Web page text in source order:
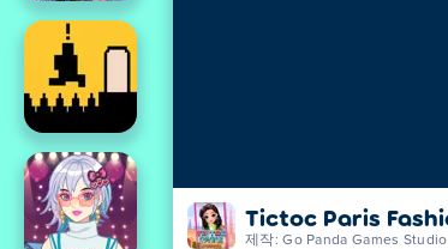
Tictoc Paris
제작: Go Panda Games Studio